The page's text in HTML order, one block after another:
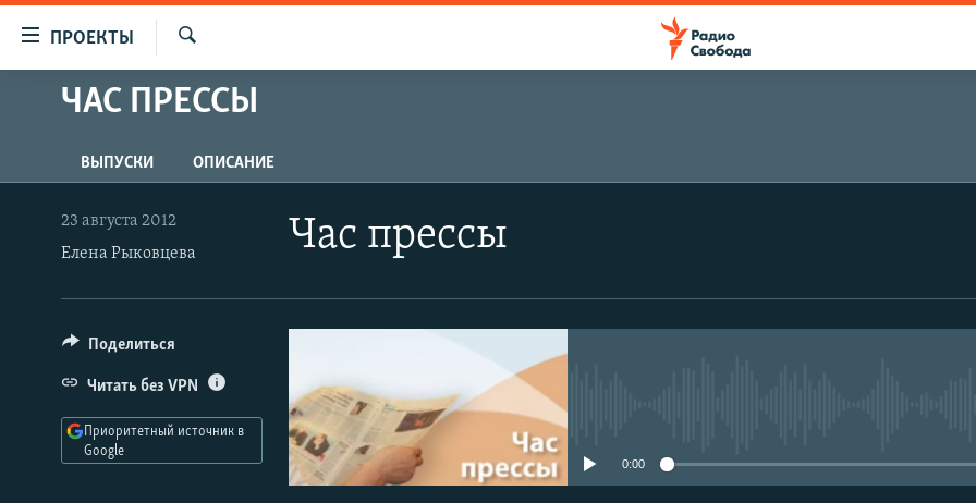
упрощенного
Вернуться
к
основному
содержанию
навигации
Вернутся
ПРОЕКТЫ
ПРОГРАММЫ
АВТОРСКИЕ ПРОЕКТЫ
ЦИТАТЫ СВОБОДЫ
МНЕНИЯ
КУЛЬТУРА
IDEL.РЕАЛИИ
КАВКАЗ.РЕАЛИИ
СЕВЕР.РЕАЛИИ
СИБИРЬ.РЕАЛИИ
ЧАС ПРЕССЫ
ВЫПУСКИ ОПИСАНИЕ
Час прессы
23 августа 2012
Елена Рыковцева
0:00
Поделиться
Читать без VPN
Приоритетный источник в
Google